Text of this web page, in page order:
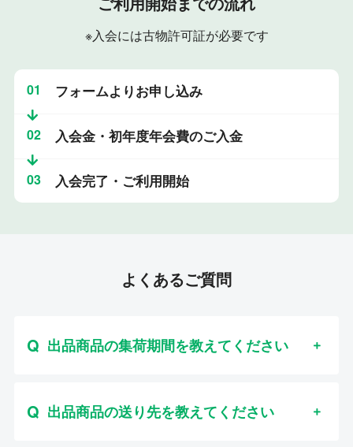
※入会には古物許可証が必要です
01 フォームよりお申し込み
02 入会金・初年度年会費のご入金
03 入会完了・ご利用開始
よくあるご質問
出品商品の集荷期間を教えてください
出品商品の送り先を教えてください